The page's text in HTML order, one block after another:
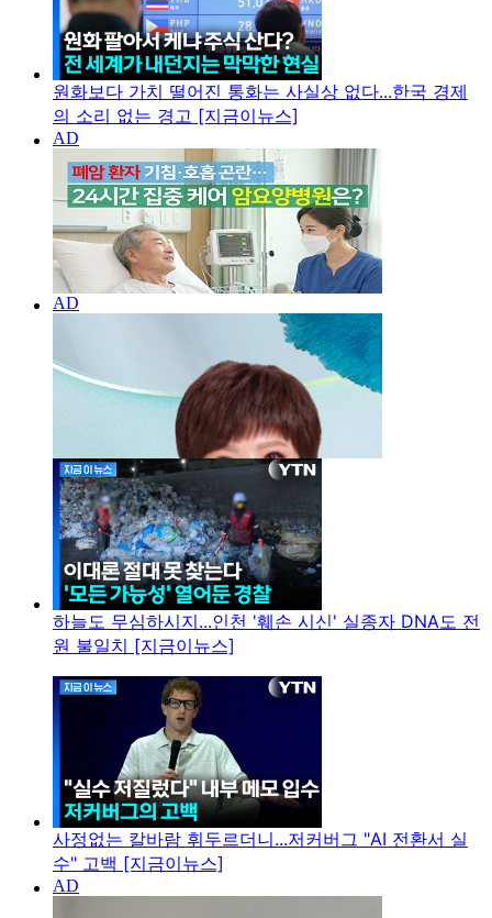
원화보다 가치 떨어진 통화는 사실상 없다...한국 경제
의 소리 없는 경고 [지금이뉴스]
하늘도 무심하시지...인천 '훼손 시신' 실종자 DNA도 전
원 불일치 [지금이뉴스]
사정없는 칼바람 휘두르더니...저커버그 "AI 전환서 실
수" 고백 [지금이뉴스]